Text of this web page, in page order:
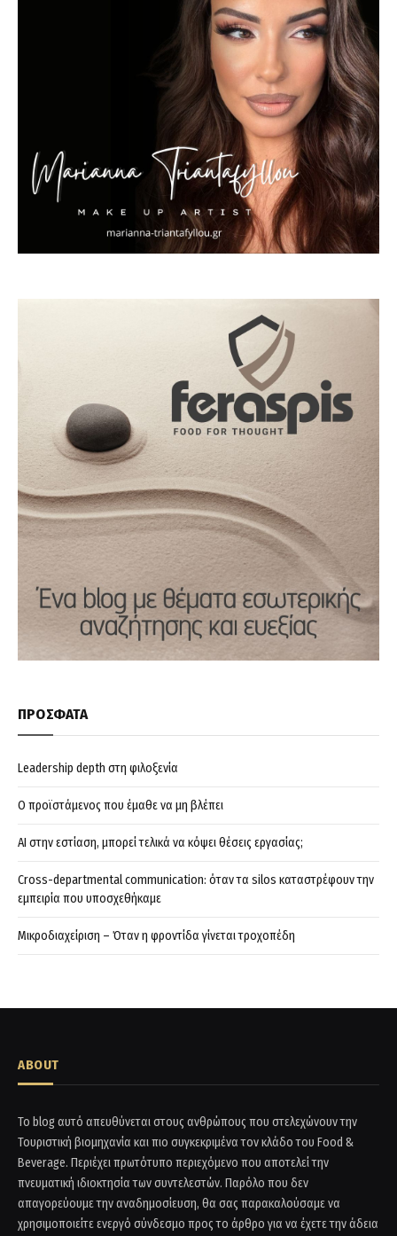
ΠΡΟΣΦΑΤΑ
Leadership depth στη φιλοξενία
Ο προϊστάμενος που έμαθε να μη βλέπει
AI στην εστίαση, μπορεί τελικά να κόψει θέσεις εργασίας;
Cross-departmental communication: όταν τα silos καταστρέφουν την
εμπειρία που υποσχεθήκαμε
Μικροδιαχείριση – Όταν η φροντίδα γίνεται τροχοπέδη
ABOUT
Το blog αυτό απευθύνεται στους ανθρώπους που στελεχώνουν την
Τουριστική βιομηχανία και πιο συγκεκριμένα τον κλάδο του Food &
Beverage. Περιέχει πρωτότυπο περιεχόμενο που αποτελεί την
πνευματική ιδιοκτησία των συντελεστών. Παρόλο που δεν
απαγορεύουμε την αναδημοσίευση, θα σας παρακαλούσαμε να
χρησιμοποιείτε ενεργό σύνδεσμο προς το άρθρο για να έχετε την άδεια